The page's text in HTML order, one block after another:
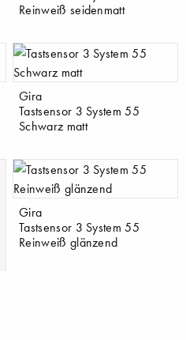
Reinweiß seidenmatt
Gira
Tastsensor 3 System 55
Schwarz matt
Gira
Tastsensor 3 System 55
Reinweiß glänzend